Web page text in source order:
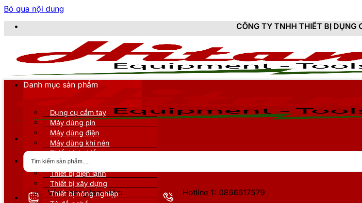
Bỏ qua nội dung
CÔNG TY TNHH THIẾT BỊ DỤNG CỤ KỸ THUẬT
Văn phòng làm việc:
Hotline 1: 0866617579
Danh mục sản phẩm
Dụng cụ cầm tay
Máy dùng pin
Máy dùng điện
Máy dùng khí nén
Thiết bị đo kiểm
Thiết bị nâng đỡ
Thiết bị điện lạnh
Thiết bị xây dựng
Thiết bị nông nghiệp